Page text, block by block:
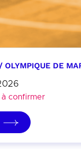
OLYMPIQUE DE
confirmer